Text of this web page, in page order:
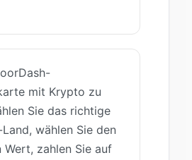
mit Krypto zu
Sie das richtige
wählen Sie den
Wert, zahlen Sie auf